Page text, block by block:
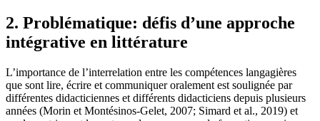
2. Problématique: défis d’une approche
intégrative en littérature
L’importance de l’interrelation entre les compétences langagières
que sont lire, écrire et communiquer oralement est soulignée par
différentes didacticiennes et différents didacticiens depuis plusieurs
années (Morin et Montésinos-Gelet, 2007; Simard et al., 2019) et